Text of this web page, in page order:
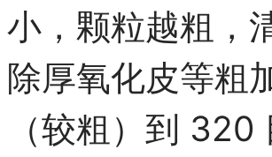
小，颗粒越粗，
除厚氧化皮等粗
（较粗）到